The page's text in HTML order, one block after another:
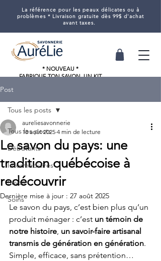
La référence pour les peaux délicates ou à
problèmes * Livraison gratuite dès 99$ d'achat
avant taxes.
* NOUVEAU *
FABRIQUE TON SAVON UN KIT
Post
Tous les posts
Débutants
Intermédiaires
Savoir
Soins
Tous les posts
Le savon du pays: une
tradition québécoise à
redécouvrir
aureliesavonnerie
18 août 2025 4 min de lecture
Dernière mise à jour : 27 août 2025
Le savon du pays, c’est bien plus qu’un
produit ménager : c’est un témoin de
notre histoire, un savoir-faire artisanal
transmis de génération en génération.
Simple, efficace, sans prétention…